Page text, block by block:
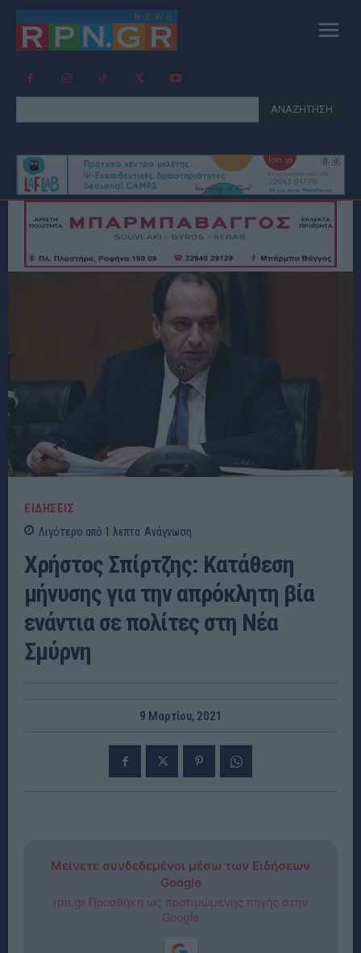
ΑΝΑΖΗΤΗΣΗ
ΕΙΔΗΣΕΙΣ
Λιγότερο από 1 λεπτα Ανάγνωση
Χρήστος Σπίρτζης: Κατάθεση
μήνυσης για την απρόκλητη βία
ενάντια σε πολίτες στη Νέα
Σμύρνη
9 Μαρτίου, 2021
Μείνετε συνδεδεμένοι μέσω των Ειδήσεων
Google
rpn.gr Προσθήκη ως προτιμώμενης πηγής στην
Google